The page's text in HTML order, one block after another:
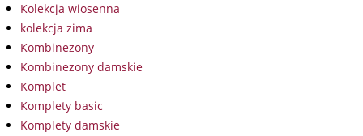
Kolekcja wiosenna
kolekcja zima
Kombinezony
Kombinezony damskie
Komplet
Komplety basic
Komplety damskie